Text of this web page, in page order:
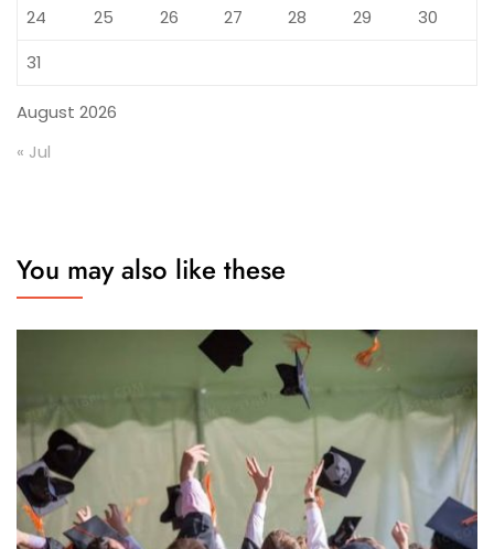
August 2026
24
25 26 27 28 29
30
31
« Jul
You may also like these